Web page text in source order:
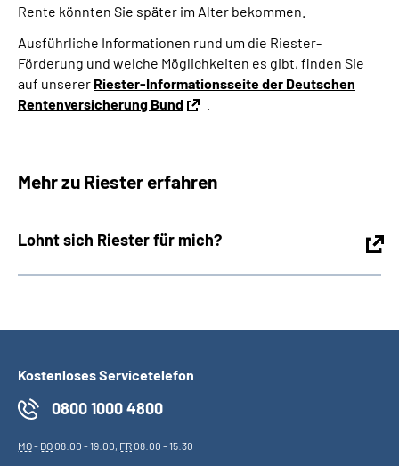
Rente könnten Sie später im Alter bekommen.
Ausführliche Informationen rund um die Riester-
Förderung und welche Möglichkeiten es gibt, finden Sie
auf unserer Riester-Informationsseite der Deutschen
Rentenversicherung Bund
Mehr zu Riester erfahren
Lohnt sich Riester für mich?
Kostenloses Servicetelefon
0800 1000 4800
MO- DO08:00 - 19:00, FR08:00 - 15:30